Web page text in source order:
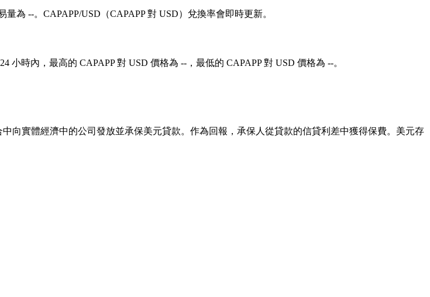
為 --。CAPAPP/USD（CAPAPP 對 USD）兌換率會即時更新。
小時內，最高的 CAPAPP 對 USD 價格為 --，最低的 CAPAPP 對 USD 價格為 --。
向實體經濟中的公司發放並承保美元貸款。作為回報，承保人從貸款的信貸利差中獲得保費。美元存